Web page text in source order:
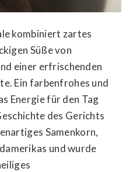
kombiniert zartes
Süße von
einer erfrischenden
Ein farbenfrohes und
Energie für den Tag
des Gerichts
Samenkorn,
und wurde